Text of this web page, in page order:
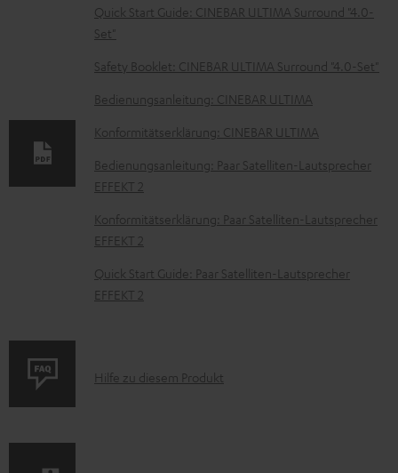
D
o
k
u
e
n
t
e
z
u
m
r
Quick Start Guide: CINEBAR ULTIMA Surround "4.0-
Set"
Safety Booklet: CINEBAR ULTIMA Surround "4.0-Set"
Bedienungsanleitung: CINEBAR ULTIMA
Konformitätserklärung: CINEBAR ULTIMA
Bedienungsanleitung: Paar Satelliten-Lautsprecher
EFFEKT 2
Konformitätserklärung: Paar Satelliten-Lautsprecher
EFFEKT 2
Quick Start Guide: Paar Satelliten-Lautsprecher
EFFEKT 2
P
Hilfe zu diesem Produkt